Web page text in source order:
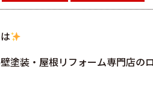
塗装・屋根リフォーム専門店の